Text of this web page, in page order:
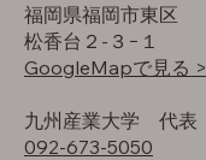
福岡県福岡市東区
松香台２-３−１
GoogleMapで見る >
​九州産業大学 代表
092-673-5050